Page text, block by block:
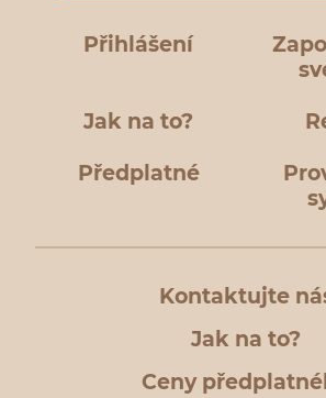
Přihlášení
Jak na to?
Předplatné
Kontaktujte
Jak na to?
Ceny